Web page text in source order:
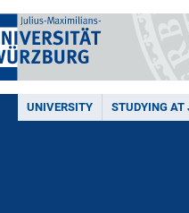
UNIVERSITY STUDYING AT